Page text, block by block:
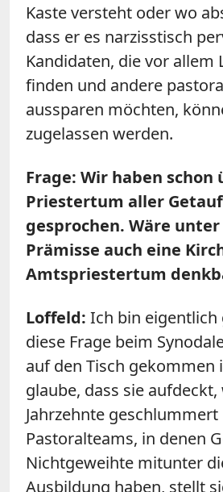
Kaste versteht oder wo
dass er es narzisstisch
Kandidaten, die vor allem
finden und andere
aussparen möchten,
zugelassen werden.
Frage: Wir haben schon
Priestertum aller
gesprochen. Wäre
Prämisse auch eine
Amtspriestertum
Loffeld: Ich bin eigentlich
diese Frage beim
auf den Tisch gekommen
glaube, dass sie
Jahrzehnte geschlummert
Pastoralteams, in denen
Nichtgeweihte mitunter
Ausbildung haben, stellt